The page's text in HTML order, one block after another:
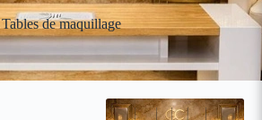
Tables de maquillage